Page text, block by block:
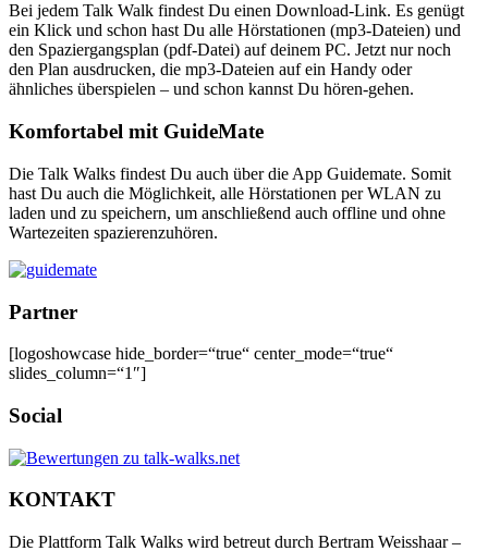
Bei jedem Talk Walk findest Du einen Download-Link. Es genügt
ein Klick und schon hast Du alle Hörstationen (mp3-Dateien) und
den Spaziergangsplan (pdf-Datei) auf deinem PC. Jetzt nur noch
den Plan ausdrucken, die mp3-Dateien auf ein Handy oder
ähnliches überspielen – und schon kannst Du hören-gehen.
Komfortabel mit GuideMate
Die Talk Walks findest Du auch über die App Guidemate. Somit
hast Du auch die Möglichkeit, alle Hörstationen per WLAN zu
laden und zu speichern, um anschließend auch offline und ohne
Wartezeiten spazierenzuhören.
Partner
[logoshowcase hide_border=“true“ center_mode=“true“
slides_column=“1″]
Social
KONTAKT
Die Plattform Talk Walks wird betreut durch Bertram Weisshaar –